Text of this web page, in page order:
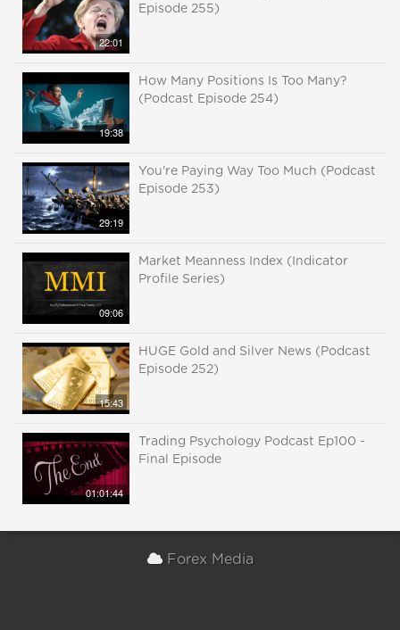
22:01
Episode 255)
19:38
How Many Positions Is Too Many?
(Podcast Episode 254)
29:19
You're Paying Way Too Much (Podcast
Episode 253)
09:06
Market Meanness Index (Indicator
Profile Series)
15:43
HUGE Gold and Silver News (Podcast
Episode 252)
01:01:44
Trading Psychology Podcast Ep100 -
Final Episode
Forex Media